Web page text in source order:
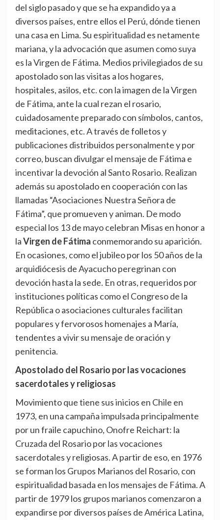
del siglo pasado y que se ha expandido ya a
diversos países, entre ellos el Perú, dónde tienen
una casa en Lima. Su espiritualidad es netamente
mariana, y la advocación que asumen como suya
es la Virgen de Fátima. Medios privilegiados de su
apostolado son las visitas a los hogares,
hospitales, asilos, etc. con la imagen de la Virgen
de Fátima, ante la cual rezan el rosario,
cuidadosamente preparado con símbolos, cantos,
meditaciones, etc. A través de folletos y
publicaciones distribuidos personalmente y por
correo, buscan divulgar el mensaje de Fátima e
incentivar la devoción al Santo Rosario. Realizan
además su apostolado en cooperación con las
llamadas “Asociaciones Nuestra Señora de
Fátima”, que promueven y animan. De modo
especial los 13 de mayo celebran Misas en honor a
laVirgen de Fátima conmemorando su aparición.
En ocasiones, como el jubileo por los 50 años de la
arquidiócesis de Ayacucho peregrinan con
devoción hasta la sede. En otras, requeridos por
instituciones políticas como el Congreso de la
República o asociaciones culturales facilitan
populares y fervorosos homenajes a María,
tendentes a vivir su mensaje de oración y
penitencia.
Apostolado del Rosario por las vocaciones
sacerdotales y religiosas
Movimiento que tiene sus inicios en Chile en
1973, en una campaña impulsada principalmente
por un fraile capuchino, Onofre Reichart: la
Cruzada del Rosario por las vocaciones
sacerdotales y religiosas. A partir de eso, en 1976
se forman los Grupos Marianos del Rosario, con
espiritualidad basada en los mensajes de Fátima. A
partir de 1979 los grupos marianos comenzaron a
expandirse por diversos países de América Latina,